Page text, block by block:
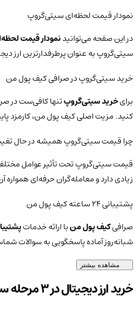
نمودار قیمت لحظه‌ای سیتی‌گروپ
در این صفحه می‌توانیدنمودار قیمت
سیتی‌گروپ به عنوان پرطرفدارترین ارز
خرید سیتی‌گروپ در صرافی کیف پول من
برایخرید سیتی‌گروپتنها کافی‌ست در
کنید. مزیت اصلی کیف پول من، کارمزد
چرا قیمت سیتی‌گروپ همیشه در حال
قیمت سیتی‌گروپ تحت تأثیر عوامل
زیادی دارد و معامله‌گران حرفه‌ای
پشتیبانی ۲۴ ساعته کیف پول من
صرافیکیف پول منبا ارائه خدماتپشتیبانی
شبانه‌روز آماده پاسخگویی به سوالات
مشاهده بیشتر
خرید ارز دیجیتال در 3 مرحله ساده